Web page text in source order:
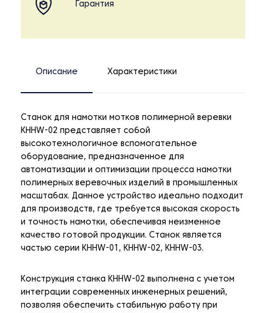
Гарантия
Описание Характеристики
Станок для намотки мотков полимерной веревки
KHHW-02 представляет собой
высокотехнологичное вспомогательное
оборудование, предназначенное для
автоматизации и оптимизации процесса намотки
полимерных веревочных изделий в промышленных
масштабах. Данное устройство идеально подходит
для производств, где требуется высокая скорость
и точность намотки, обеспечивая неизменное
качество готовой продукции. Станок является
частью серии KHHW-01, KHHW-02, KHHW-03.
Конструкция станка KHHW-02 выполнена с учетом
интеграции современных инженерных решений,
позволяя обеспечить стабильную работу при